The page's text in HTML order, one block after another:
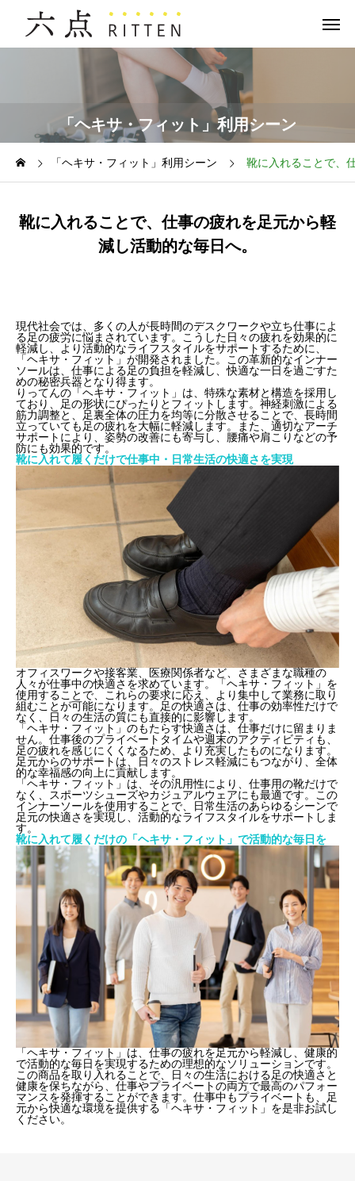
「ヘキサ・フィット」利用シーン
「ヘキサ・フィット」利用シーン 靴に入れることで、
靴に入れることで、仕事の疲れを足元から軽
減し活動的な毎日へ。
現代社会では、多くの人が長時間のデスクワークや立ち仕事によ
る足の疲労に悩まされています。こうした日々の疲れを効果的に
軽減し、より活動的なライフスタイルをサポートするために、
「ヘキサ・フィット」が開発されました。この革新的なインナー
ソールは、仕事による足の負担を軽減し、快適な一日を過ごすた
めの秘密兵器となり得ます。
りってんの「ヘキサ・フィット」は、特殊な素材と構造を採用し
ており、足の形状にぴったりとフィットします。神経刺激による
筋力調整と、足裏全体の圧力を均等に分散させることで、長時間
立っていても足の疲れを大幅に軽減します。また、適切なアーチ
サポートにより、姿勢の改善にも寄与し、腰痛や肩こりなどの予
防にも効果的です。
靴に入れて履くだけで仕事中・日常生活の快適さを実現
オフィスワークや接客業、医療関係者など、さまざまな職種の
人々が仕事中の快適さを求めています。「ヘキサ・フィット」を
使用することで、これらの要求に応え、より集中して業務に取り
組むことが可能になります。足の快適さは、仕事の効率性だけで
なく、日々の生活の質にも直接的に影響します。
「ヘキサ・フィット」のもたらす快適さは、仕事だけに留まりま
せん。仕事後のプライベートタイムや週末のアクティビティも、
足の疲れを感じにくくなるため、より充実したものになります。
足元からのサポートは、日々のストレス軽減にもつながり、全体
的な幸福感の向上に貢献します。
「ヘキサ・フィット」は、その汎用性により、仕事用の靴だけで
なく、スポーツシューズやカジュアルウェアにも最適です。この
インナーソールを使用することで、日常生活のあらゆるシーンで
足元の快適さを実現し、活動的なライフスタイルをサポートしま
す。
靴に入れて履くだけの「ヘキサ・フィット」で活動的な毎日を
「ヘキサ・フィット」は、仕事の疲れを足元から軽減し、健康的
で活動的な毎日を実現するための理想的なソリューションです。
この商品を取り入れることで、日々の生活における足の快適さと
健康を保ちながら、仕事やプライベートの両方で最高のパフォー
マンスを発揮することができます。仕事中もプライベートも、足
元から快適な環境を提供する「ヘキサ・フィット」を是非お試し
ください。